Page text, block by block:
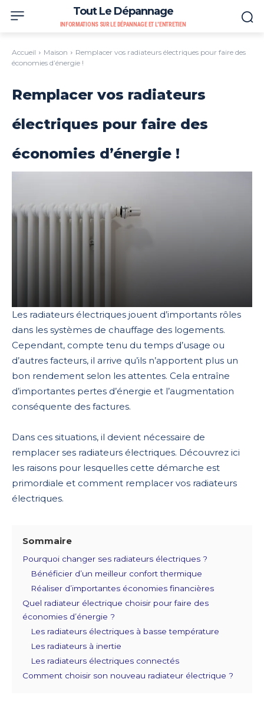
Tout Le Dépannage
INFORMATIONS SUR LE DÉPANNAGE ET L'ENTRETIEN
Accueil Maison
Remplacer vos radiateurs électriques pour faire des
économies d’énergie !
Remplacer vos radiateurs
électriques pour faire des
économies d’énergie !
Les radiateurs électriques jouent d’importants rôles
dans les systèmes de chauffage des logements.
Cependant, compte tenu du temps d’usage ou
d’autres facteurs, il arrive qu’ils n’apportent plus un
bon rendement selon les attentes. Cela entraîne
d’importantes pertes d’énergie et l’augmentation
conséquente des factures.
Dans ces situations, il devient nécessaire de
remplacer ses radiateurs électriques. Découvrez ici
les raisons pour lesquelles cette démarche est
primordiale et comment remplacer vos radiateurs
électriques.
Sommaire
Pourquoi changer ses radiateurs électriques ?
Bénéficier d’un meilleur confort thermique
Réaliser d’importantes économies financières
Quel radiateur électrique choisir pour faire des
économies d’énergie ?
Les radiateurs électriques à basse température
Les radiateurs à inertie
Les radiateurs électriques connectés
Comment choisir son nouveau radiateur électrique ?